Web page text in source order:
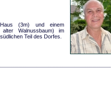
(3m) und einem
Walnussbaum) im
Teil des Dorfes.